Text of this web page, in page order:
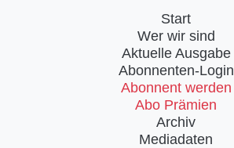
Start
Wer wir sind
Aktuelle Ausgabe
Abonnenten-Login
Abonnent werden
Abo Prämien
Archiv
Mediadaten